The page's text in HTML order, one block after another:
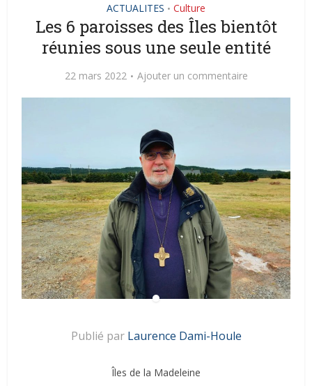
ACTUALITES • Culture
Les 6 paroisses des Îles bientôt
réunies sous une seule entité
22 mars 2022 Ajouter un commentaire
Publié par Laurence Dami-Houle
Îles de la Madeleine